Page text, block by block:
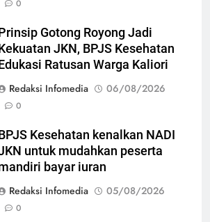
0
Prinsip Gotong Royong Jadi
Kekuatan JKN, BPJS Kesehatan
Edukasi Ratusan Warga Kaliori
Redaksi Infomedia
06/08/2026
0
BPJS Kesehatan kenalkan NADI
untuk mudahkan peserta
bayar iuran
Redaksi Infomedia
05/08/2026
0